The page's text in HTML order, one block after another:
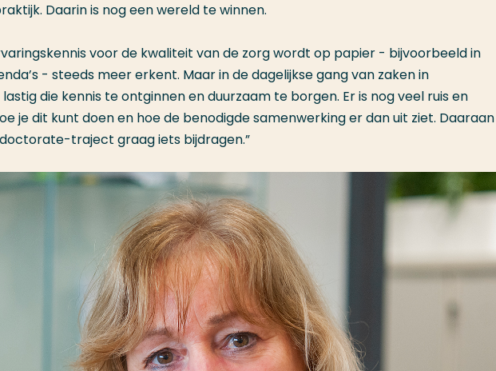
Daarin is nog een wereld te winnen.
voor de kwaliteit van de zorg wordt op papier - bijvoorbeeld in
- steeds meer erkent. Maar in de dagelijkse gang van zaken in
die kennis te ontginnen en duurzaam te borgen. Er is nog veel ruis en
je dit kunt doen en hoe de benodigde samenwerking er dan uit ziet. Daaraan
traject graag iets bijdragen.”